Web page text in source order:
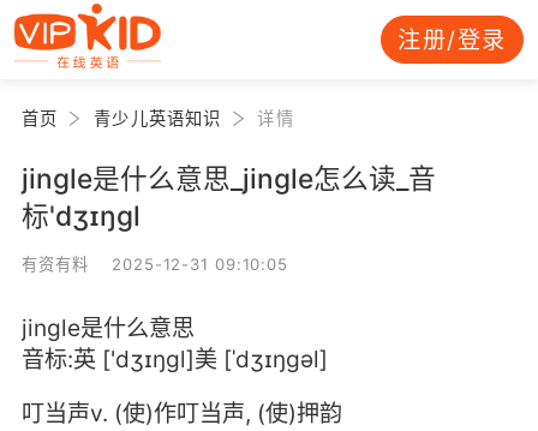
注册/登录
首页 青少儿英语知识 详情
jingle是什么意思_jingle怎么读_音
标'dʒɪŋɡl
有资有料 2025-12-31 09:10:05
jingle是什么意思
音标:英 ['dʒɪŋɡl]美 [ˈdʒɪŋɡəl]
叮当声v. (使)作叮当声, (使)押韵